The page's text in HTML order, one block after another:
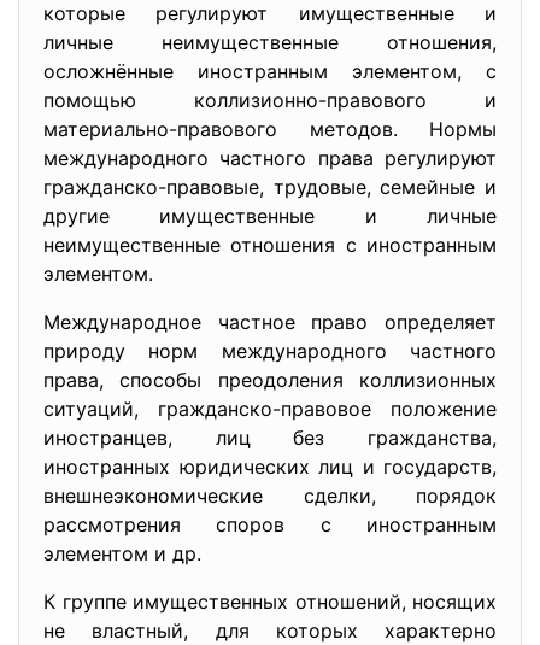
которые регулируют имущественные и
личные неимущественные отношения,
осложнённые иностранным элементом, с
помощью коллизионно-правового и
материально-правового методов. Нормы
международного частного права регулируют
гражданско-правовые, трудовые, семейные и
другие имущественные и личные
неимущественные отношения с иностранным
элементом.
Международное частное право определяет
природу норм международного частного
права, способы преодоления коллизионных
ситуаций, гражданско-правовое положение
иностранцев, лиц без гражданства,
иностранных юридических лиц и государств,
внешнеэкономические сделки, порядок
рассмотрения споров с иностранным
элементом и др.
К группе имущественных отношений, носящих
не властный, для которых характерно